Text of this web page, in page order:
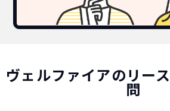
ヴェルファイアのリー
問